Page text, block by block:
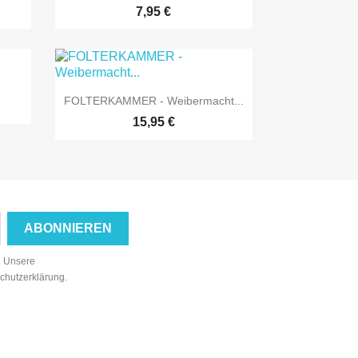
7,95 €
 Vorschau
FOLTERKAMMER - Weibermacht...
15,95 €
Unsere